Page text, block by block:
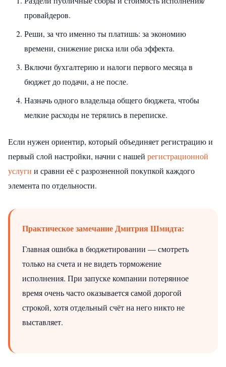
провайдеров.
Реши, за что именно ты платишь: за экономию
времени, снижение риска или оба эффекта.
Включи бухгалтерию и налоги первого месяца в
бюджет до подачи, а не после.
Назначь одного владельца общего бюджета, чтобы
мелкие расходы не терялись в переписке.
Если нужен ориентир, который объединяет регистрацию и
первый слой настройки, начни с нашей регистрационной
услуги и сравни её с разрозненной покупкой каждого
элемента по отдельности.
Практическое замечание Дмитрия Шмидта:
Главная ошибка в бюджетировании — смотреть
только на счета и не видеть торможение
исполнения. При запуске компании потерянное
время очень часто оказывается самой дорогой
строкой, хотя отдельный счёт на него никто не
выставляет.